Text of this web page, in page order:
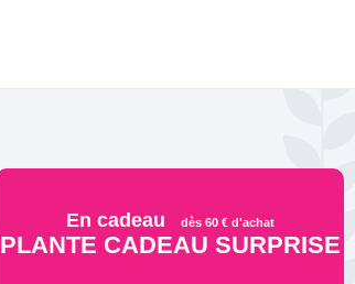
En cadeau dès 60 € d'achat
PLANTE CADEAU SURPRISE